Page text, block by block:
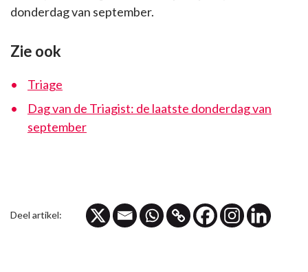
donderdag van september.
Zie ook
Triage
Dag van de Triagist: de laatste donderdag van
september
Deel artikel: